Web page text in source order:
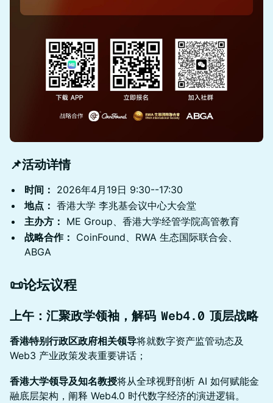
📌活动详情
时间： 2026年4月19日 9:30--17:30
地点： 香港大学 李兆基会议中心大会堂
主办方： ME Group、香港大学经管学院高管教育
战略合作： CoinFound、RWA 生态国际联合会、
ABGA
📜论坛议程
上午：汇聚政学领袖，解码 Web4.0 顶层战略
香港特别行政区政府相关领导将就数字资产监管动态及
Web3 产业政策发表重要讲话；
香港大学领导及知名教授将从全球视野剖析 AI 如何赋能金
融底层架构，阐释 Web4.0 时代数字经济的演进逻辑。